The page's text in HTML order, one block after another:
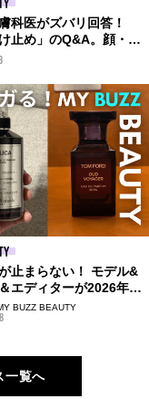
科医がズバリ回答！
け止め」のQ&A。顔・体
、塗り直し、使用期
う！
止まらない！ モデル&
エディターが2026年に
「愛用フレグランス」
ゾン マルジェラ、ディ
BUZZ BEAUTY
一覧へ